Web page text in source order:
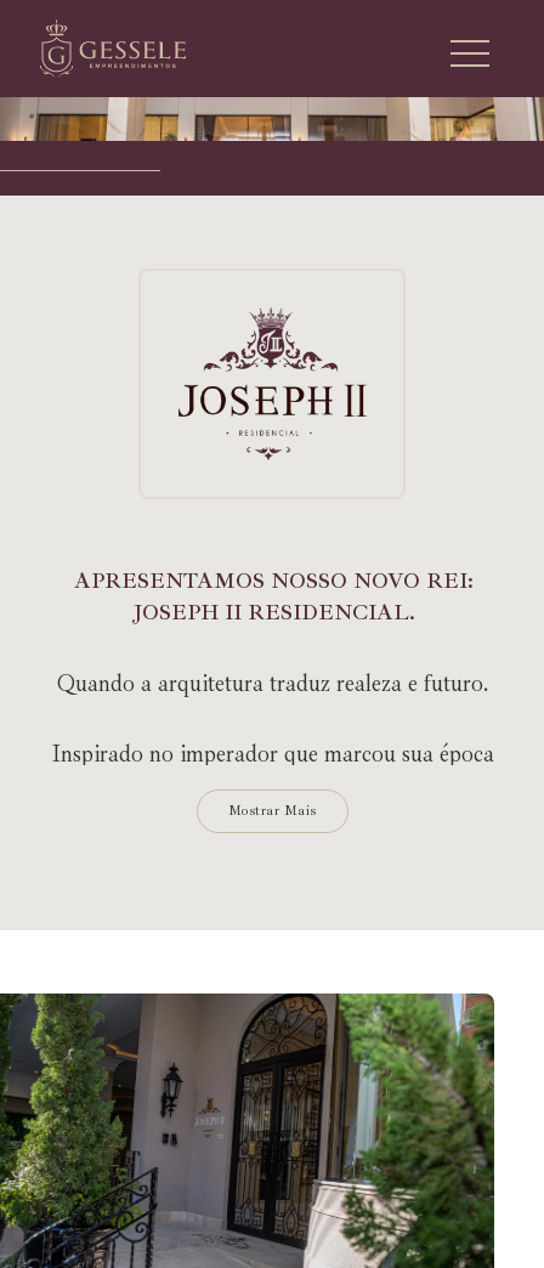
APRESENTAMOS NOSSO NOVO REI:
JOSEPH II RESIDENCIAL.
Quando a arquitetura traduz realeza e futuro.
Inspirado no imperador que marcou sua época
pelo espírito visionário e pela busca do
equilíbrio entre tradição e inovação, este
que valoriza os detalhes e convida você a viver
Mostrar Mais